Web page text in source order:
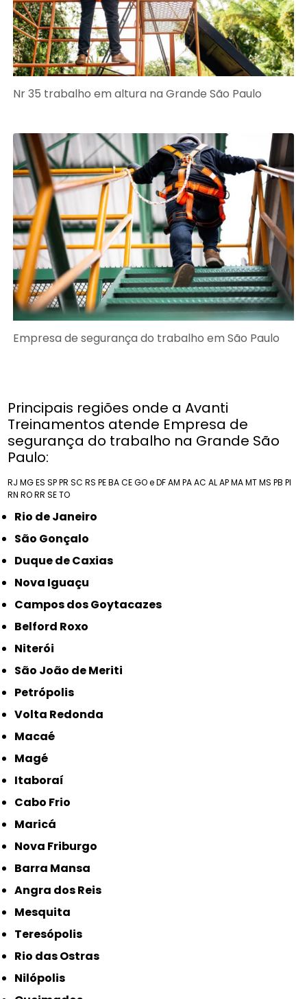
Nr 35 trabalho em altura na Grande São Paulo
Empresa de segurança do trabalho em São Paulo
Principais regiões onde a Avanti
Treinamentos atende Empresa de
segurança do trabalho na Grande São
Paulo:
RJ MGES SPPR SC RS PEBACEGO e DFAM PAAC ALAPMAMTMS PB PI
RN RORR SETO
Rio de Janeiro
São Gonçalo
Duque de Caxias
Nova Iguaçu
Campos dos Goytacazes
Belford Roxo
Niterói
São João de Meriti
Petrópolis
Volta Redonda
Macaé
Magé
Itaboraí
Cabo Frio
Maricá
Nova Friburgo
Barra Mansa
Angra dos Reis
Mesquita
Teresópolis
Rio das Ostras
Nilópolis